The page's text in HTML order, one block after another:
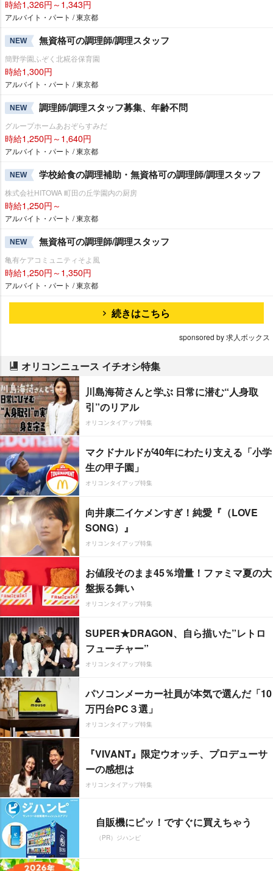
時給1,326円～1,343円
アルバイト・パート / 東京都
NEW 無資格可の調理師/調理スタッフ
簡野学園ふぞく北糀谷保育園
時給1,300円
アルバイト・パート / 東京都
NEW 調理師/調理スタッフ募集、年齢不問
グループホームあおぞらすみだ
時給1,250円～1,640円
アルバイト・パート / 東京都
NEW 学校給食の調理補助・無資格可の調理師/調理スタッフ
株式会社HITOWA 町田の丘学園内の厨房
時給1,250円～
アルバイト・パート / 東京都
NEW 無資格可の調理師/調理スタッフ
亀有ケアコミュニティそよ風
時給1,250円～1,350円
アルバイト・パート / 東京都
続きはこちら
sponsored by 求人ボックス
オリコンニュース イチオシ特集
川島海荷さんと学ぶ 日常に潜む“人身取
引”のリアル
オリコンタイアップ特集
マクドナルドが40年にわたり支える「小学
生の甲子園」
オリコンタイアップ特集
向井康二イケメンすぎ！純愛『（LOVE
SONG）』
オリコンタイアップ特集
お値段そのまま45％増量！ファミマ夏の大
盤振る舞い
オリコンタイアップ特集
SUPER★DRAGON、自ら描いた”レトロ
フューチャー”
オリコンタイアップ特集
パソコンメーカー社員が本気で選んだ「10
万円台PC３選」
オリコンタイアップ特集
『VIVANT』限定ウオッチ、プロデューサ
ーの感想は
オリコンタイアップ特集
自販機にピッ！ですぐに買えちゃう
（PR）ジハンピ